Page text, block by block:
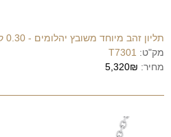
תליון זהב מיוחד משובץ יהלומים - 0.30 קארט
מק"ט: T7301
מחיר: 5,320₪